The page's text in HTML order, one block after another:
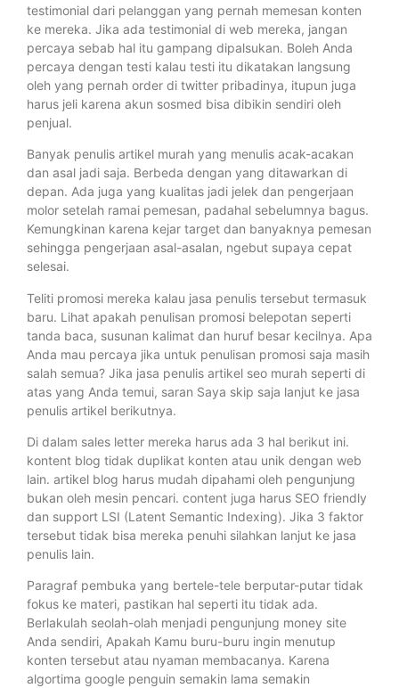
testimonial dari pelanggan yang pernah memesan konten
ke mereka. Jika ada testimonial di web mereka, jangan
percaya sebab hal itu gampang dipalsukan. Boleh Anda
percaya dengan testi kalau testi itu dikatakan langsung
oleh yang pernah order di twitter pribadinya, itupun juga
harus jeli karena akun sosmed bisa dibikin sendiri oleh
penjual.
Banyak penulis artikel murah yang menulis acak-acakan
dan asal jadi saja. Berbeda dengan yang ditawarkan di
depan. Ada juga yang kualitas jadi jelek dan pengerjaan
molor setelah ramai pemesan, padahal sebelumnya bagus.
Kemungkinan karena kejar target dan banyaknya pemesan
sehingga pengerjaan asal-asalan, ngebut supaya cepat
selesai.
Teliti promosi mereka kalau jasa penulis tersebut termasuk
baru. Lihat apakah penulisan promosi belepotan seperti
tanda baca, susunan kalimat dan huruf besar kecilnya. Apa
Anda mau percaya jika untuk penulisan promosi saja masih
salah semua? Jika jasa penulis artikel seo murah seperti di
atas yang Anda temui, saran Saya skip saja lanjut ke jasa
penulis artikel berikutnya.
Di dalam sales letter mereka harus ada 3 hal berikut ini.
kontent blog tidak duplikat konten atau unik dengan web
lain. artikel blog harus mudah dipahami oleh pengunjung
bukan oleh mesin pencari. content juga harus SEO friendly
dan support LSI (Latent Semantic Indexing). Jika 3 faktor
tersebut tidak bisa mereka penuhi silahkan lanjut ke jasa
penulis lain.
Paragraf pembuka yang bertele-tele berputar-putar tidak
fokus ke materi, pastikan hal seperti itu tidak ada.
Berlakulah seolah-olah menjadi pengunjung money site
Anda sendiri, Apakah Kamu buru-buru ingin menutup
konten tersebut atau nyaman membacanya. Karena
algortima google penguin semakin lama semakin